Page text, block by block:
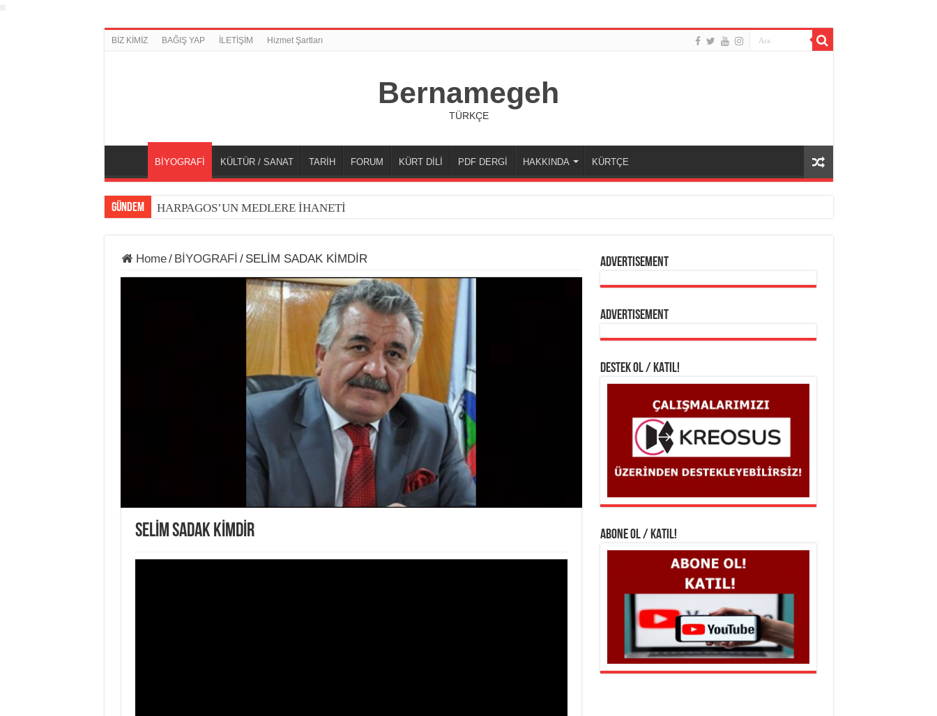
BİZ KİMİZ BAĞIŞ YAP İLETİŞİM Hizmet Şartları
Bernamegeh
TÜRKÇE
BİYOGRAFİ KÜLTÜR / SANAT TARİH FORUM KÜRT DİLİ PDF DERGİ HAKKINDA KÜRTÇE
GÜNDEM HARPAGOS’UN MEDLERE İHANETİ
Home/ BİYOGRAFİ / SELİM SADAK KİMDİR
SELİM SADAK KİMDİR
Advertisement
Advertisement
DESTEK OL / KATIL!
ABONE OL / KATIL!